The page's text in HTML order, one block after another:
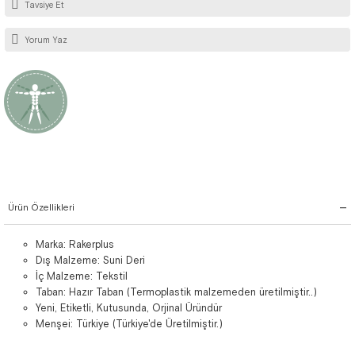
Tavsiye Et
Yorum Yaz
Ürün Özellikleri
Marka: Rakerplus
Dış Malzeme: Suni Deri
İç Malzeme: Tekstil
Taban: Hazır Taban (Termoplastik malzemeden üretilmiştir..)
Yeni, Etiketli, Kutusunda, Orjinal Üründür
Menşei: Türkiye (Türkiye'de Üretilmiştir.)